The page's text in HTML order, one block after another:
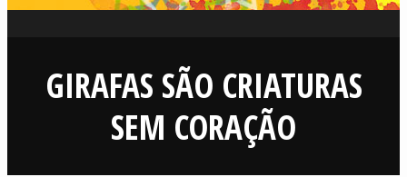
GIRAFAS SÃO CRIATURAS
SEM CORAÇÃO